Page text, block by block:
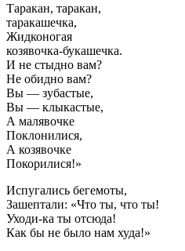
Таракан, таракан,
таракашечка,
Жидконогая
козявочка-букашечка.
И не стыдно вам?
Не обидно вам?
Вы — зубастые,
Вы — клыкастые,
А малявочке
Поклонилися,
А козявочке
Покорилися!»
Испугались бегемоты,
Зашептали: «Что ты, что ты!
Уходи-ка ты отсюда!
Как бы не было нам худа!»